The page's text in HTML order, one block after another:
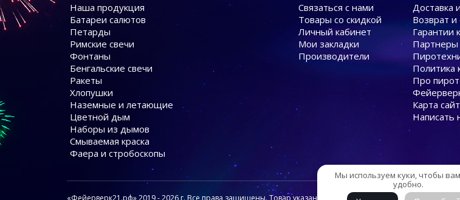
Наша продукция
Батареи cалютов
Петарды
Римские свечи
Фонтаны
Бенгальские свечи
Ракеты
Хлопушки
Наземные и летающие
Цветной дым
Наборы из дымов
Смываемая краска
Фаера и стробоскопы
Связаться с нами
Товары со скидкой
Личный кабинет
Мои закладки
Производители
Доставка
Возврат
Гарантии
Партнеры
Политика
Про
Карта
Написать
«Фейерверк21.рф» 2019 - 2026 г. Все права защищены. Товар указанный на сайте сертифицирован в РФ.
Мы используем куки, чтобы
удобно.